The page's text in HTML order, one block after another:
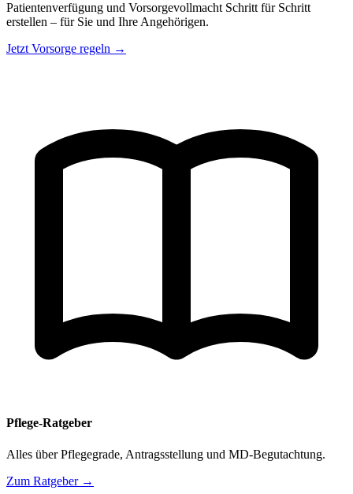
Patientenverfügung und Vorsorgevollmacht Schritt für Schritt
erstellen – für Sie und Ihre Angehörigen.
Jetzt Vorsorge regeln →
Pflege-Ratgeber
Alles über Pflegegrade, Antragsstellung und MD-Begutachtung.
Zum Ratgeber →